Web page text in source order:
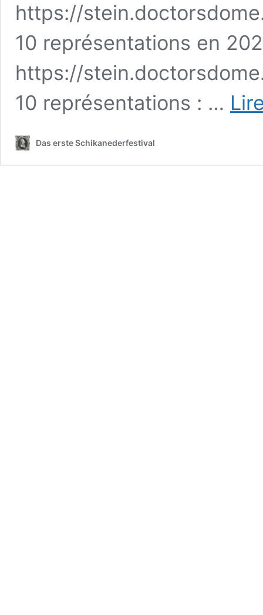
https://
10 représentations en
https://
10 représentations : …
Das erste Schikanederfestival